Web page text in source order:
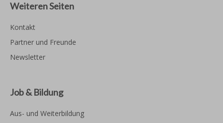
Weiteren Seiten
Kontakt
Partner und Freunde
Newsletter
Job & Bildung
Aus- und Weiterbildung